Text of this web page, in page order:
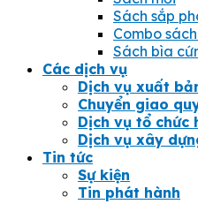
Sách sắp
Combo
Sách bìa
Các dịch vụ
Dịch vụ xuất
Chuyển giao
Dịch vụ tổ chức
Dịch vụ xây
Tin tức
Sự kiện
Tin phát hành